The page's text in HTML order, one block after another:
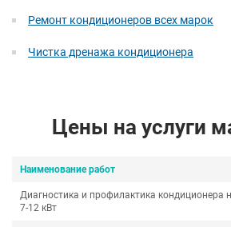
Ремонт кондиционеров всех марок
Чистка дренажа кондиционера
Цены на услуги
Наименование работ
Диагностика и профилактика кондиционера
7-12 кВт